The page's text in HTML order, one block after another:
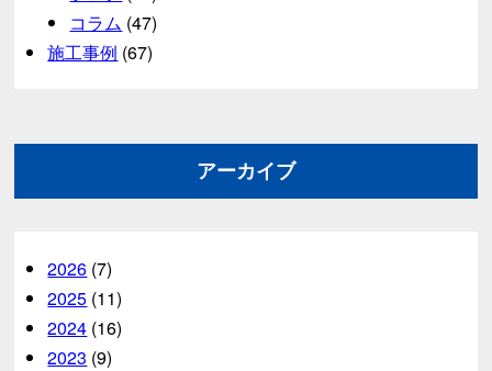
コラム (47)
施工事例 (67)
アーカイブ
2026 (7)
2025 (11)
2024 (16)
2023 (9)